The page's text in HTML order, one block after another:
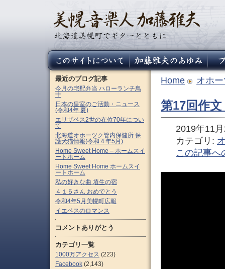
Home オホ
第17回作
2019年11
カテゴリ:
この記事へ
最近のブログ記事
今月の宅配弁当 ハローランチ鳥
十
日本の皇室のご活動・ニュース
(令和4年 夏)
エリザベス2世の在位70年につい
て
北海道オホーツク管内保健所 保
護犬猫情報(令和４年5月)
Home Sweet Home – ホームスイ
ートホーム
Home Sweet Home ホームスイ
ートホーム
私の好きな曲 埴生の宿
４１５さん おめでとう
令和4年5月美幌町広報
イエペスのロマンス
コメントありがとう
カテゴリ一覧
1000万アクセス (223)
Facebook (2,143)